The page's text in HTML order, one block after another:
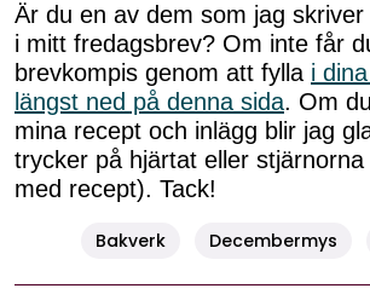
Är du en av dem som jag
i mitt fredagsbrev? Om inte får
brevkompis genom att fylla i
längst ned på denna sida. Om
mina recept och inlägg blir jag
trycker på hjärtat eller stjärnorna
med recept). Tack!
Bakverk Decembermys